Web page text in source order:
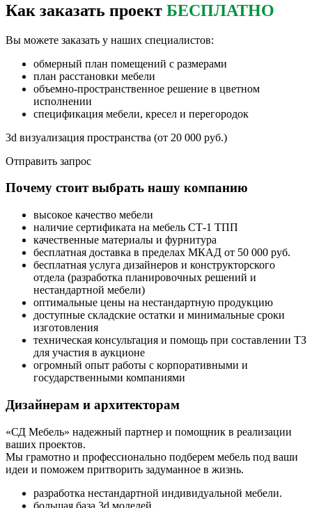
Как заказать проект БЕСПЛАТНО
Вы можете заказать у наших специалистов:
обмерный план помещений с размерами
план расстановки мебели
объемно-пространственное решение в цветном
исполнении
спецификация мебели, кресел и перегородок
3d визуализация пространства (от 20 000 руб.)
Отправить запрос
Почему стоит выбрать нашу компанию
высокое качество мебели
наличие сертификата на мебель СТ-1 ТПП
качественные материалы и фурнитура
бесплатная доставка в пределах МКАД от 50 000 руб.
бесплатная услуга дизайнеров и конструкторского
отдела (разработка планировочных решений и
нестандартной мебели)
оптимальные цены на нестандартную продукцию
доступные складские остатки и минимальные сроки
изготовления
техническая консультация и помощь при составлении ТЗ
для участия в аукционе
огромный опыт работы с корпоративными и
государственными компаниями
Дизайнерам и архитекторам
«СД Мебель» надежный партнер и помощник в реализации
ваших проектов.
Мы грамотно и профессионально подберем мебель под ваши
идеи и поможем притворить задуманное в жизнь.
разработка нестандартной индивидуальной мебели.
большая база 3d моделей.